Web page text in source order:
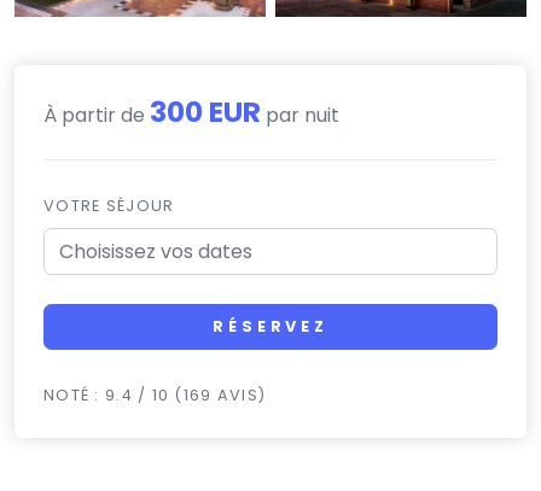
À partir de 300 EUR par nuit
VOTRE SÉJOUR
RÉSERVEZ
NOTÉ : 9.4 / 10 (169 AVIS)